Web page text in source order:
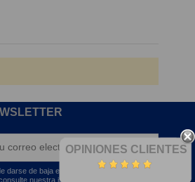
OPINIONES CLIENTES
darse de baja en cualquier momento. Para
nuestra información de contacto en